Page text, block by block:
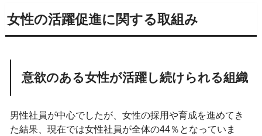
女性の活躍促進に関する取組み
意欲のある女性が活躍し続けられる組織
男性社員が中心でしたが、女性の採用や育成を進めてき
た結果、現在では女性社員が全体の44％となっていま